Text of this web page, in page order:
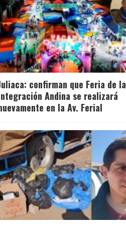
confirman que Feria de la
Andina se realizará
en la Av. Ferial